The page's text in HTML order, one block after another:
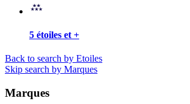
5 étoiles et +
Back to search by Etoiles
Skip search by Marques
Marques